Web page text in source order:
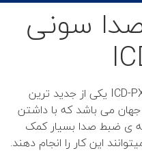
سونی
مدل ICD-PX470 یکی از جدید ترین
می باشد که با داشتن
ی ضبط صدا بسیار کمک
این کار را انجام دهند.